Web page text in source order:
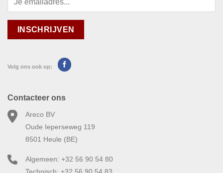
Volg ons ook op:
Contacteer ons
Areco BV
Oude Ieperseweg 119
8501 Heule (BE)
Algemeen: +32 56 90 54 80